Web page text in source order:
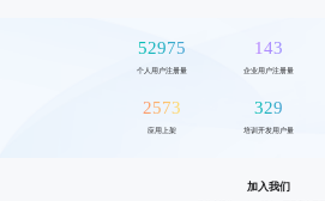
52975
个人用户注册量
143
企业用户注册量
2573
应用上架
329
培训开发用户量
加入我们